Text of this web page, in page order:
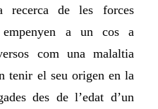
recerca de les forces
empenyen a un cos a
com una malaltia
tenir el seu origen en la
des de l’edat d’un